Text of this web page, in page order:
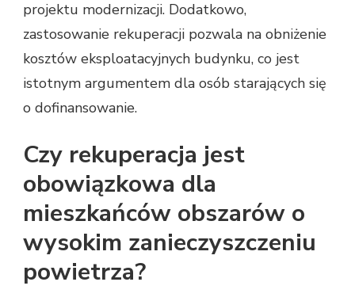
projektu modernizacji. Dodatkowo,
zastosowanie rekuperacji pozwala na obniżenie
kosztów eksploatacyjnych budynku, co jest
istotnym argumentem dla osób starających się
o dofinansowanie.
Czy rekuperacja jest
obowiązkowa dla
mieszkańców obszarów o
wysokim zanieczyszczeniu
powietrza?